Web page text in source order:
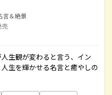
言＆絶景
売
生観が変わると言う、イン
生を輝かせる名言と癒やしの